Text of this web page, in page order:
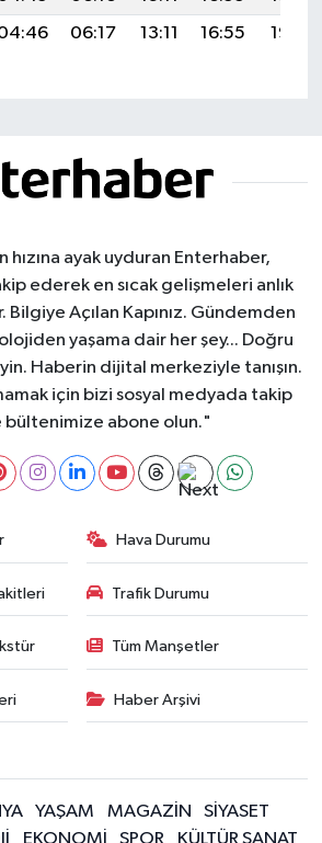
06:17 13:11 16:55 19:55
hızına ayak uyduran Enterhaber,
ederek en sıcak gelişmeleri anlık
Açılan Kapınız. Gündemden
yaşama dair her şey... Doğru
Haberin dijital merkeziyle tanışın.
için bizi sosyal medyada takip
bültenimize abone olun."
Hava Durumu
Trafik Durumu
Tüm Manşetler
Haber Arşivi
YAŞAM MAGAZİN
SİYASET
EKONOMİ SPOR KÜLTÜR SANAT